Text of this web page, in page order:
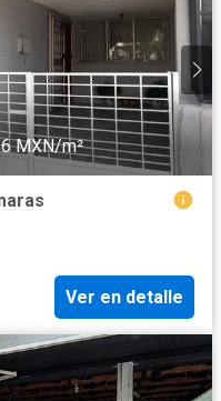
MXN/m²
Ver en detalle